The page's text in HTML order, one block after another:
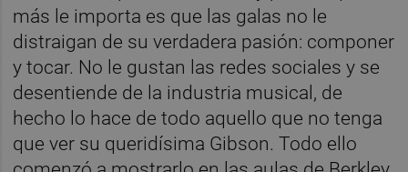
más le importa es que las galas no le
distraigan de su verdadera pasión: componer
y tocar. No le gustan las redes sociales y se
desentiende de la industria musical, de
hecho lo hace de todo aquello que no tenga
que ver su queridísima Gibson. Todo ello